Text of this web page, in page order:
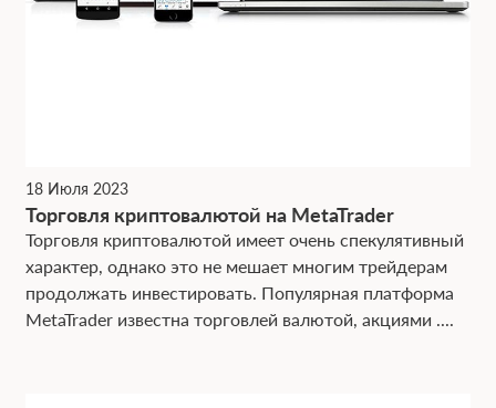
18 Июля 2023
Торговля криптовалютой на MetaTrader
Торговля криптовалютой имеет очень спекулятивный
характер, однако это не мешает многим трейдерам
продолжать инвестировать. Популярная платформа
MetaTrader известна торговлей валютой, акциями ....